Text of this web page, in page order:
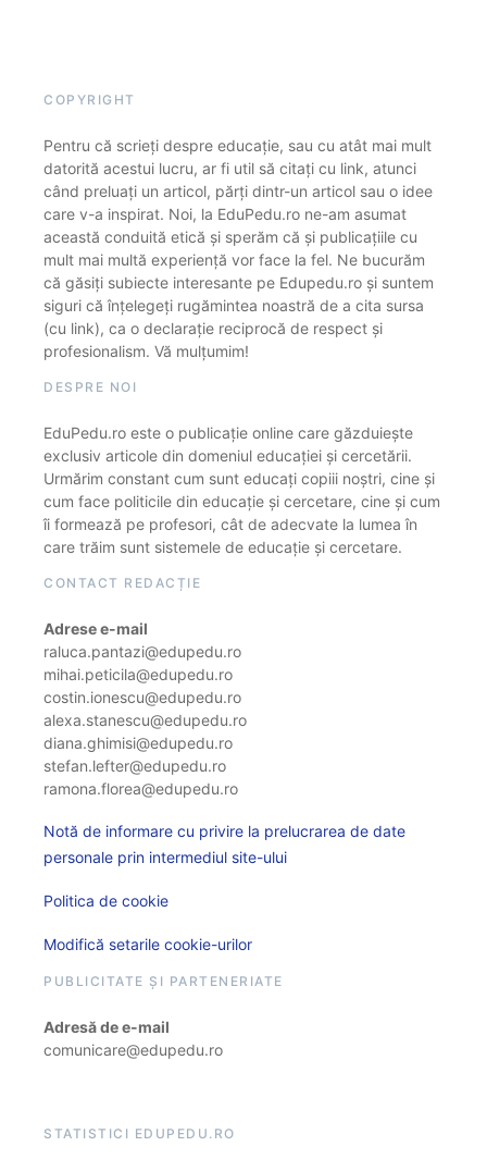
COPYRIGHT
Pentru că scrieți despre educație, sau cu atât mai mult
datorită acestui lucru, ar fi util să citați cu link, atunci
când preluați un articol, părți dintr-un articol sau o idee
care v-a inspirat. Noi, la EduPedu.ro ne-am asumat
această conduită etică și sperăm că și publicațiile cu
mult mai multă experiență vor face la fel. Ne bucurăm
că găsiți subiecte interesante pe Edupedu.ro și suntem
siguri că înțelegeți rugămintea noastră de a cita sursa
(cu link), ca o declarație reciprocă de respect și
profesionalism. Vă mulțumim!
DESPRE NOI
EduPedu.ro este o publicație online care găzduiește
exclusiv articole din domeniul educației și cercetării.
Urmărim constant cum sunt educați copiii noștri, cine și
cum face politicile din educație și cercetare, cine și cum
îi formează pe profesori, cât de adecvate la lumea în
care trăim sunt sistemele de educație și cercetare.
CONTACT REDACȚIE
Adrese e-mail
raluca.pantazi@edupedu.ro
mihai.peticila@edupedu.ro
costin.ionescu@edupedu.ro
alexa.stanescu@edupedu.ro
diana.ghimisi@edupedu.ro
stefan.lefter@edupedu.ro
ramona.florea@edupedu.ro
Notă de informare cu privire la prelucrarea de date
personale prin intermediul site-ului
Politica de cookie
Modifică setarile cookie-urilor
PUBLICITATE ȘI PARTENERIATE
Adresă de e-mail
comunicare@edupedu.ro
STATISTICI EDUPEDU.RO